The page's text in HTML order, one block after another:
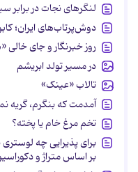
لنگرهای نجات در برابر
دوش‌پرتاب‌های ایران؛
روز خبرنگار و جای
در مسیر تولد ابریشم
تالاب «عینک»
آمدمت که بنگرم، گریه
تخم مرغ خام یا پخته؟
برای پذیرایی چه
بر اساس متراژ و